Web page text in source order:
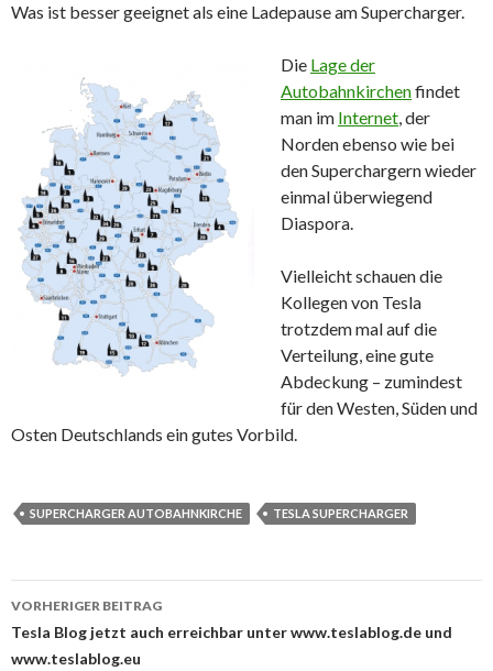
Was ist besser geeignet als eine Ladepause am Supercharger.
Die Lage der
Autobahnkirchenfindet
man im Internet, der
Norden ebenso wie bei
den Superchargern wieder
einmal überwiegend
Diaspora.
Vielleicht schauen die
Kollegen von Tesla
trotzdem mal auf die
Verteilung, eine gute
Abdeckung – zumindest
für den Westen, Süden und
Osten Deutschlands ein gutes Vorbild.
SUPERCHARGER AUTOBAHNKIRCHE TESLA SUPERCHARGER
Beitrags-
Navigation
VORHERIGER BEITRAG
Tesla Blog jetzt auch erreichbar unter www.teslablog.de und
www.teslablog.eu